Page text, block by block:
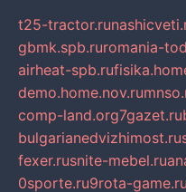
t25-tractor.ru
gbmk.spb.ruromania-
airheat-spb.ru
demo.home.nov.ru
comp-land.org7gazet.ru
bulgarianedvizhimost.ru
fexer.rusnite-mebel.ru
0sporte.ru9rota-game.ru